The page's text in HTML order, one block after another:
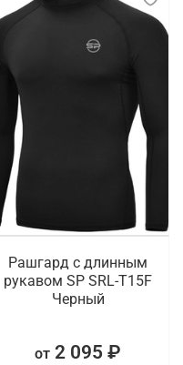
Рашгард с длинным
рукавом SP SRL-T15F
Черный
от 2 095 ₽